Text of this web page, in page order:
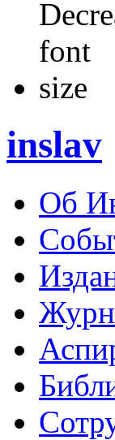
inslav
Об